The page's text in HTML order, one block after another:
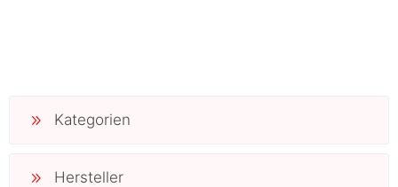
Kategorien
Hersteller